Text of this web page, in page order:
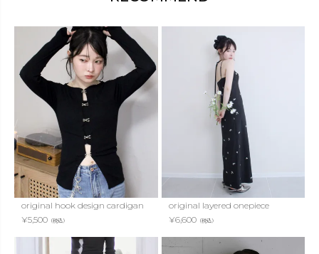
original hook design cardigan
¥5,500 （税込）
original layered onepiece
¥6,600（税込）